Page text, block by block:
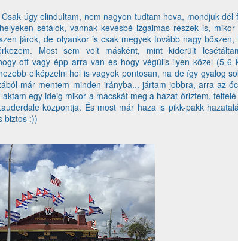
úgy elindultam, nem nagyon tudtam hova, mondjuk dél
sétálok, vannak kevésbé izgalmas részek is, mikor
járok, de olyankor is csak megyek tovább nagy bőszen,
Most sem volt másként, mint kiderült
ott vagy épp arra van és hogy végülis ilyen közel (5-6
elképzelni hol is vagyok pontosan, na de így gyalog
már mentem minden irányba... jártam jobbra, arra az
egy ideig mikor a macskát meg a házat őriztem, felfelé
központja. És most már haza is pikk-pakk
biztos :))